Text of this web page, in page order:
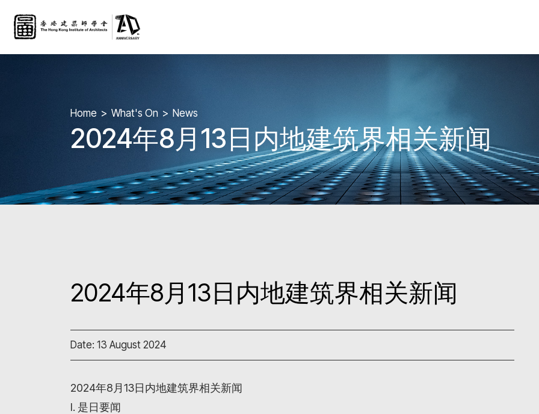
Home What's On News
2024年8月13日内地建筑界相关新闻
2024年8月13日内地建筑界相关新闻
Date: 13 August 2024
2024年8月13日内地建筑界相关新闻
I. 是日要闻